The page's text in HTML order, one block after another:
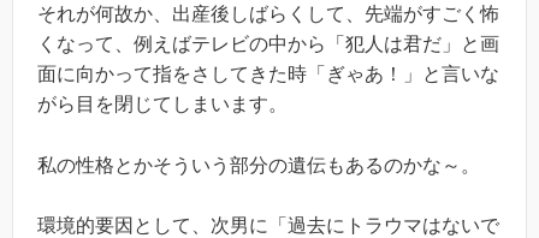
それが何故か、出産後しばらくして、先端がすごく怖
くなって、例えばテレビの中から「犯人は君だ」と画
面に向かって指をさしてきた時「ぎゃあ！」と言いな
がら目を閉じてしまいます。
私の性格とかそういう部分の遺伝もあるのかな～。
環境的要因として、次男に「過去にトラウマはないで